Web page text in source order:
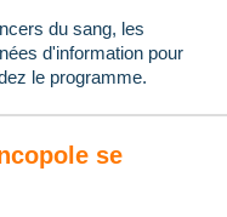
du sang, les
d'information pour
le programme.
se